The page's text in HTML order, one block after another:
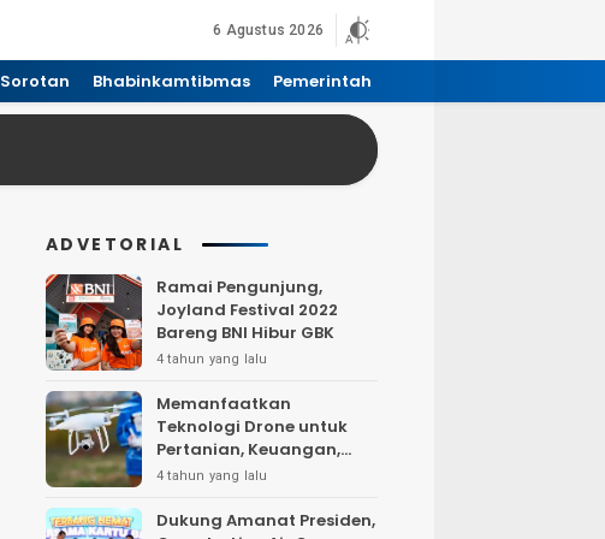
6 Agustus 2026
Sorotan Bhabinkamtibmas Pemerintah
ADVETORIAL
Ramai Pengunjung,
Joyland Festival 2022
Bareng BNI Hibur GBK
4 tahun yang lalu
Memanfaatkan
Teknologi Drone untuk
Pertanian, Keuangan,
Pertambangan, Real
Telekomunikasi.
4 tahun yang lalu
Dukung Amanat Presiden,